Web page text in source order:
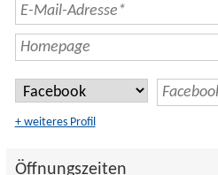
+ weiteres Profil
Öffnungszeiten